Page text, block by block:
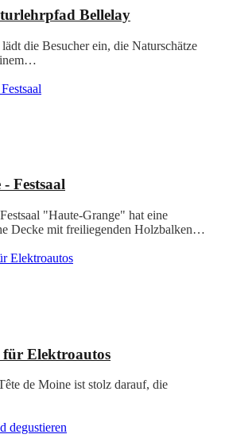
Bellelay
die Besucher ein, die Naturschätze
Festsaal
"Haute-Grange" hat eine
Decke mit freiliegenden Holzbalken…
für Elektroautos
de Moine ist stolz darauf, die